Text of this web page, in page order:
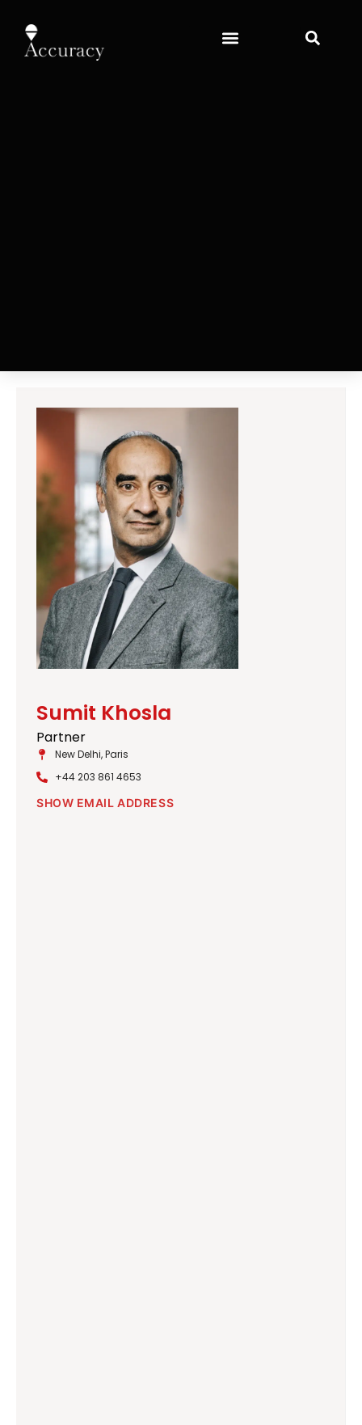
Sumit Khosla
Partner
New Delhi, Paris
+44 203 861 4653
SHOW EMAIL ADDRESS